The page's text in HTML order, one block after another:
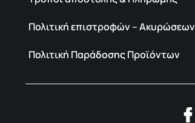
Πολιτική επιστροφών – Ακυρώσεων
Πολιτική Παράδοσης Προϊόντων